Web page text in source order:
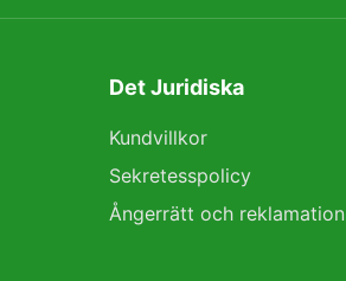
Det Juridiska
Kundvillkor
Sekretesspolicy
Ångerrätt och reklamation